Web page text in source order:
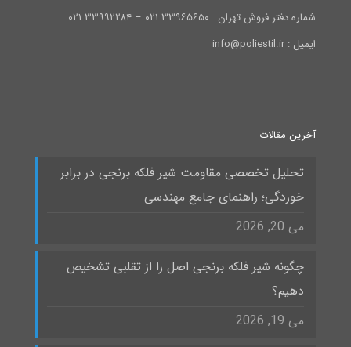
شماره دفتر فروش تهران : ۳۳۹۶۵۶۵۰ ۰۲۱ – ۳۳۹۹۲۲۸۴ ۰۲۱
ایمیل : info@poliestil.ir
آخرین مقالات
تحلیل تخصصی مقاومت شیر فلکه برنجی در برابر
خوردگی؛ راهنمای جامع مهندسی
می 20, 2026
چگونه شیر فلکه برنجی اصل را از تقلبی تشخیص
دهیم؟
می 19, 2026